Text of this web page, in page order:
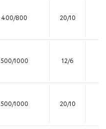
400/800 20/10
500/1000 12/6
500/1000 20/10